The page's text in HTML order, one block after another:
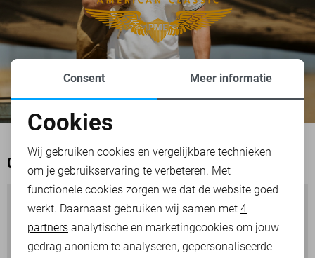
OOK HET BEKIJKEN WAARD
Noodzakelijke cookies
Personalisatie cookies
Analytische cookies
Marketing cookies
Consent Meer informatie
Cookies
Wij gebruiken cookies en vergelijkbare technieken
om je gebruikservaring te verbeteren. Met
functionele cookies zorgen we dat de website goed
werkt. Daarnaast gebruiken wij samen met 4
partners analytische en marketingcookies om jouw
gedrag anoniem te analyseren, gepersonaliseerde